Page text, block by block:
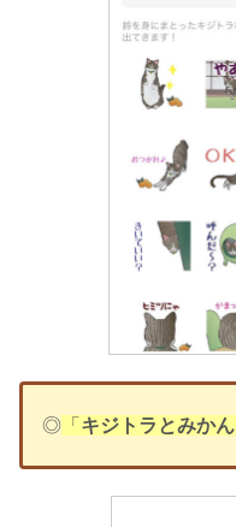
◎ 「 キジトラとみかん